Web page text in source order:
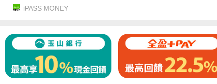
iPASS MONEY